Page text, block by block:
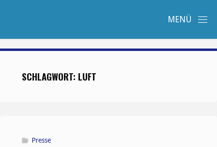
SCHLAGWORT: LUFT
Presse